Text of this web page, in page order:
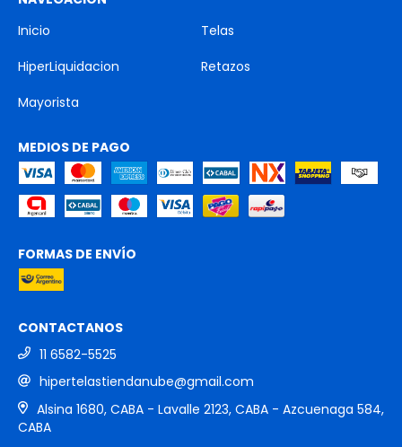
Inicio
Telas
HiperLiquidacion
Retazos
Mayorista
MEDIOS DE PAGO
FORMAS DE ENVÍO
CONTACTANOS
11 6582-5525
hipertelastiendanube@gmail.com
Alsina 1680, CABA - Lavalle 2123, CABA - Azcuenaga 584,
CABA